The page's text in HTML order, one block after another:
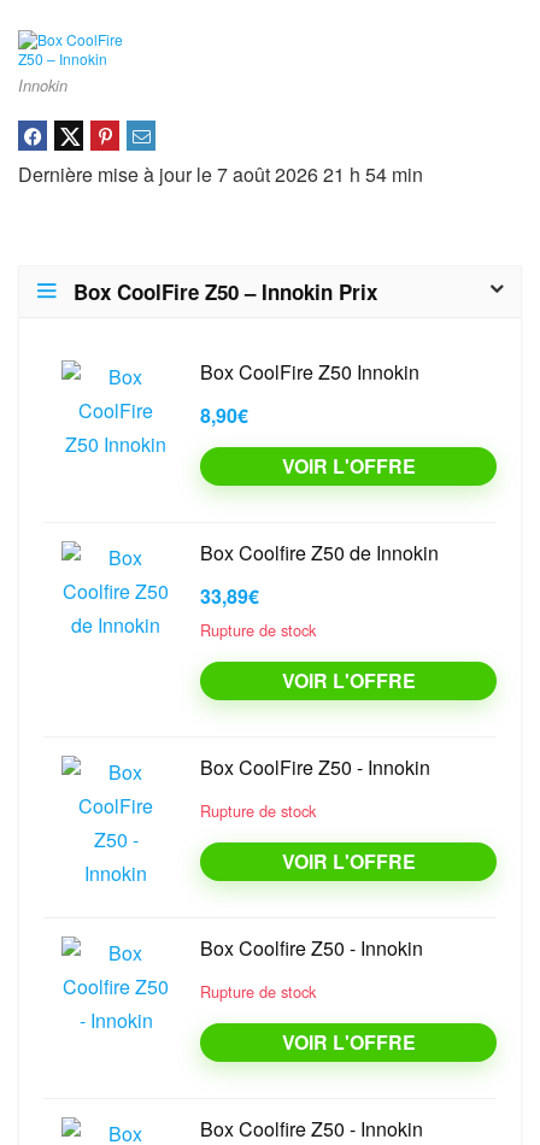
Innokin
Dernière mise à jour le 7 août 2026 21 h 54 min
Box CoolFire Z50 – Innokin Prix
Box CoolFire Z50 Innokin
8,90€
VOIR L'OFFRE
Box Coolfire Z50 de Innokin
33,89€
Rupture de stock
VOIR L'OFFRE
Box CoolFire Z50 - Innokin
Rupture de stock
VOIR L'OFFRE
Box Coolfire Z50 - Innokin
Rupture de stock
VOIR L'OFFRE
Box Coolfire Z50 - Innokin